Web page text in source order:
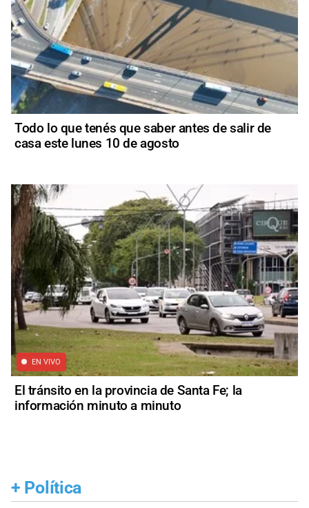
Todo lo que tenés que saber antes de salir de
casa este lunes 10 de agosto
EN VIVO
El tránsito en la provincia de Santa Fe; la
información minuto a minuto
+ Política